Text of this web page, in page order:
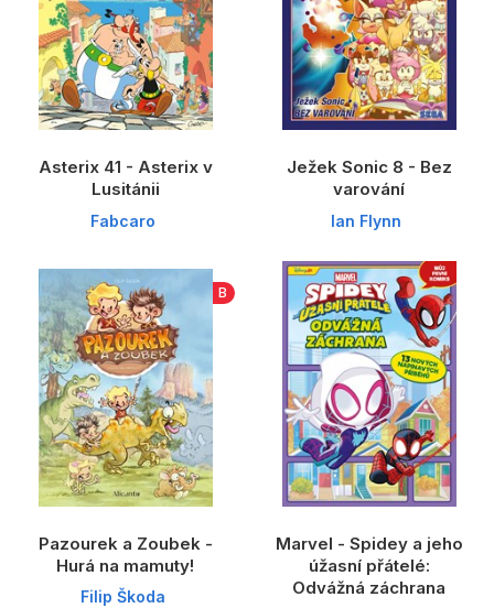
Příroda a zahrada
Společnost, politika
Umění a kultura
Výchova a pedagogika
Všechny kategorie
Asterix 41 - Asterix v
Lusitánii
Fabcaro
Ježek Sonic 8 - Bez
varování
Ian Flynn
B
Pazourek a Zoubek -
Hurá na mamuty!
Filip Škoda
Marvel - Spidey a jeho
úžasní přátelé:
Odvážná záchrana